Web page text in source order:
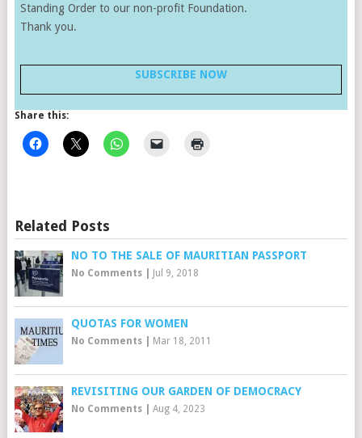
Standing Order to our non-profit Foundation.
Thank you.
SUBSCRIBE NOW
Share this:
Related Posts
NO TO THE SALE OF MAURITIAN PASSPORT
No Comments| Jul 9, 2018
QUOTAS FOR WOMEN
No Comments| Mar 18, 2011
REVISITING OUR GARDEN OF DEMOCRACY
No Comments| Aug 4, 2023